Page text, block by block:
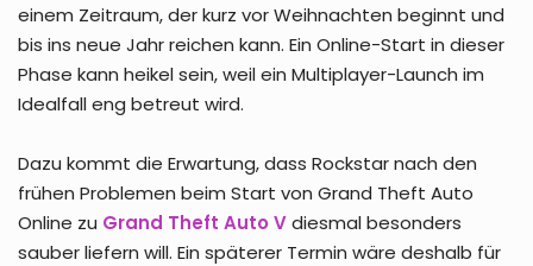
einem Zeitraum, der kurz vor Weihnachten beginnt und
bis ins neue Jahr reichen kann. Ein Online-Start in dieser
Phase kann heikel sein, weil ein Multiplayer-Launch im
Idealfall eng betreut wird.
Dazu kommt die Erwartung, dass Rockstar nach den
frühen Problemen beim Start von Grand Theft Auto
Online zu Grand Theft Auto Vdiesmal besonders
sauber liefern will. Ein späterer Termin wäre deshalb für